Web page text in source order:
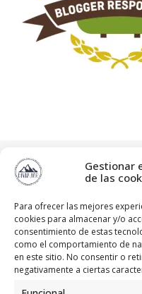
Gestionar
de las
Para ofrecer las mejores
cookies para almacenar y/o
consentimiento de estas
como el comportamiento de
en este sitio. No consentir o
negativamente a ciertas
diviajar
"Siempre hay algo